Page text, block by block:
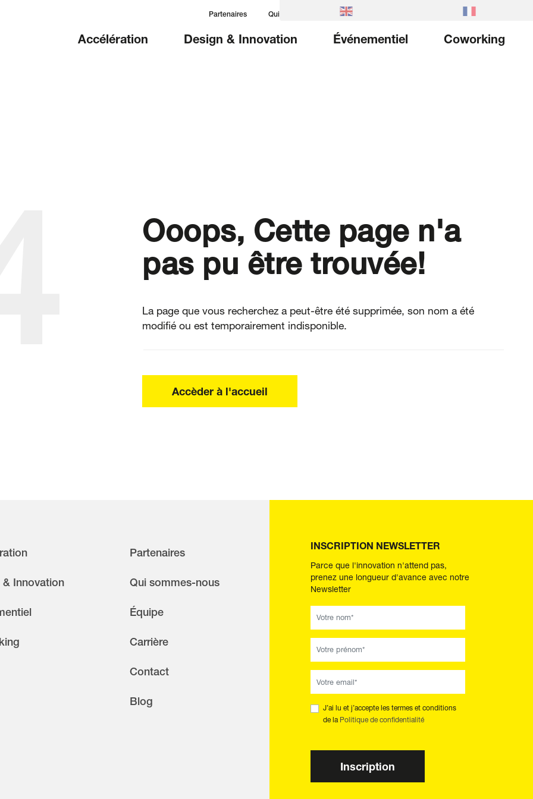
Partenaires Qui sommes-nous Équipe Contact
Accélération Design & Innovation Événementiel Coworking
Ooops, Cette page n'a
pas pu être trouvée!
La page que vous recherchez a peut-être été supprimée, son nom a été
modifié ou est temporairement indisponible.
Accèder à l'accueil
& Innovation
Partenaires
Qui sommes-nous
Équipe
Carrière
Contact
Blog
INSCRIPTION NEWSLETTER
Parce que l'innovation n'attend pas,
prenez une longueur d'avance avec notre
Newsletter
J’ai lu et j’accepte les termes et conditions
de la Politique de confidentialité
Inscription